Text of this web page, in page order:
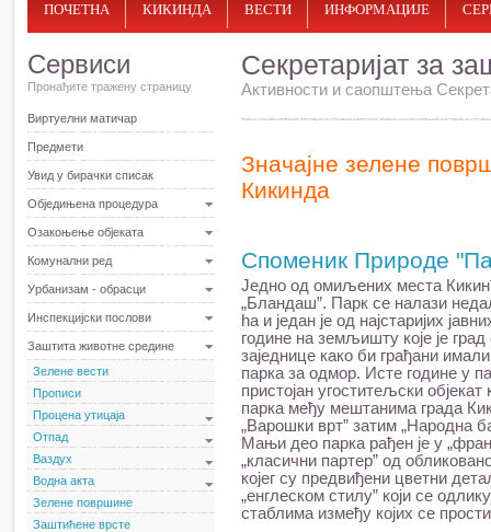
ПОЧЕТНА КИКИНДА ВЕСТИ ИНФОРМАЦИЈЕ
Сервиси
Пронађите тражену страницу
Виртуелни матичар
Предмети
Увид у бирачки списак
Обједињена процедура
Озакоњење објеката
Комунални ред
Урбанизам - обрасци
Инспекцијски послови
Заштита животне средине
Зелене вести
Прописи
Процена утицаја
Отпад
Ваздух
Водна акта
Зелене површине
Заштићене врсте
Секретаријат за
Активности и саопштења
Значајне зелене
Кикинда
Споменик Природе
Једно од омиљених места
„Бландаш”. Парк се налази
ha и један је од најстаријих
године на земљишту које је
заједнице како би грађани
парка за одмор. Исте године у
пристојан угоститељски
парка међу мештанима града
„Варошки врт” затим „Народна
Мањи део парка рађен је у
„класични партер” од
којег су предвиђени цветни
„енглеском стилу” који се
стаблима између којих се